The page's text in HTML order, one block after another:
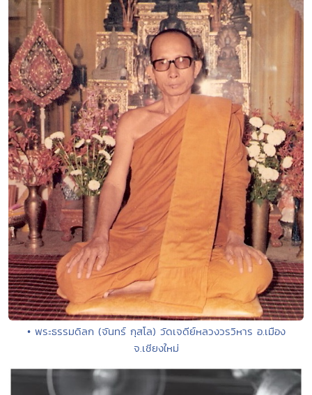
• พระธรรมดิลก (จันทร์ กุสโล) วัดเจดีย์หลวงวรวิหาร อ.เมือง
จ.เชียงใหม่